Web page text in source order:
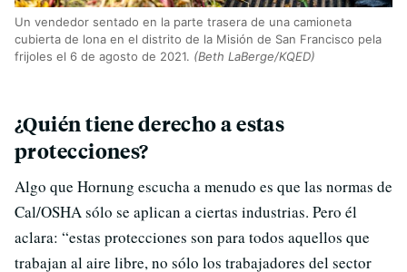
Un vendedor sentado en la parte trasera de una camioneta
cubierta de lona en el distrito de la Misión de San Francisco pela
frijoles el 6 de agosto de 2021. (Beth LaBerge/KQED)
¿Quién tiene derecho a estas
protecciones?
Algo que Hornung escucha a menudo es que las normas de
Cal/OSHA sólo se aplican a ciertas industrias. Pero él
aclara: “estas protecciones son para todos aquellos que
trabajan al aire libre, no sólo los trabajadores del sector